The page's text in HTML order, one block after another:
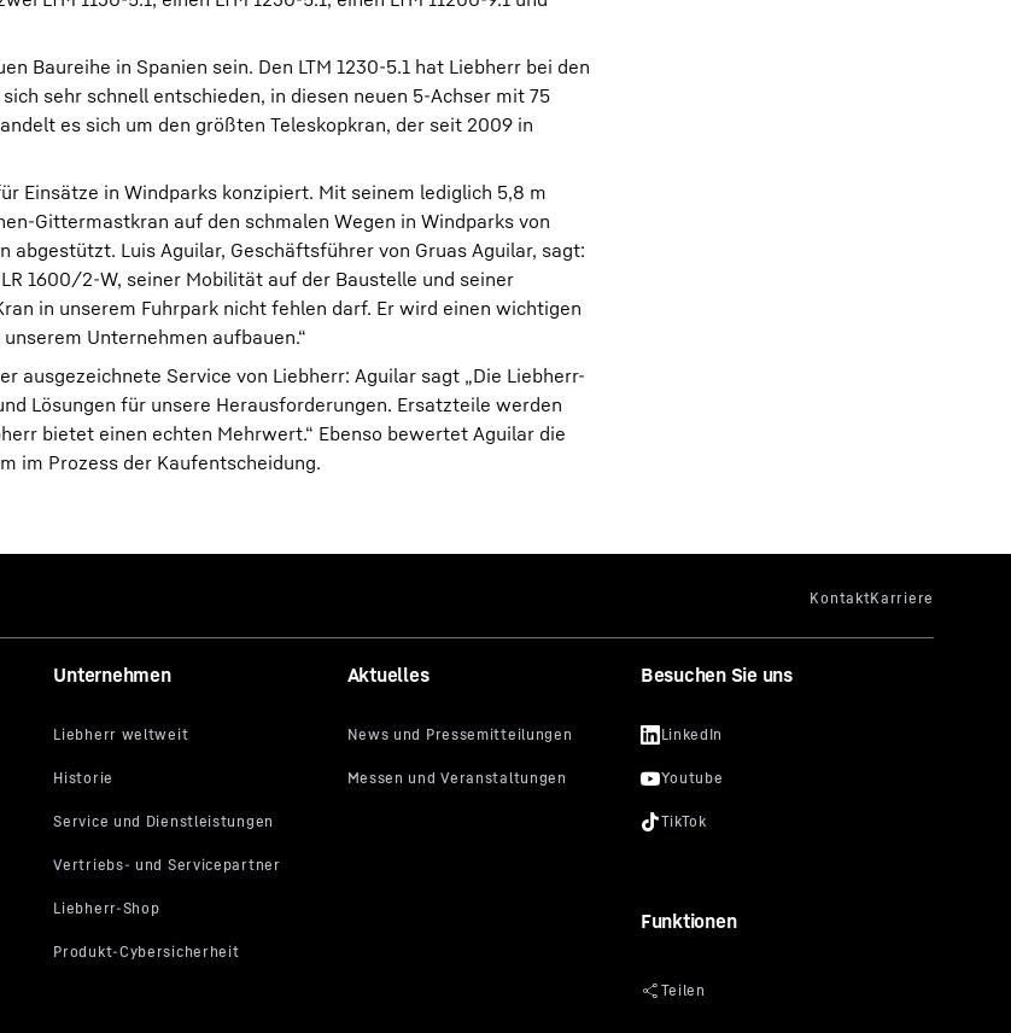
Baureihe in Spanien sein. Den LTM 1230-5.1 hat Liebherr bei den
sehr schnell entschieden, in diesen neuen 5-Achser mit 75
es sich um den größten Teleskopkran, der seit 2009 in
Einsätze in Windparks konzipiert. Mit seinem lediglich 5,8 m
Gittermastkran auf den schmalen Wegen in Windparks von
Luis Aguilar, Geschäftsführer von Gruas Aguilar, sagt:
1600/2-W, seiner Mobilität auf der Baustelle und seiner
in unserem Fuhrpark nicht fehlen darf. Er wird einen wichtigen
Unternehmen aufbauen.“
ausgezeichnete Service von Liebherr: Aguilar sagt „Die Liebherr-
Lösungen für unsere Herausforderungen. Ersatzteile werden
bietet einen echten Mehrwert.“ Ebenso bewertet Aguilar die
im Prozess der Kaufentscheidung.
Unternehmen Aktuelles Besuchen Sie uns
Funktionen